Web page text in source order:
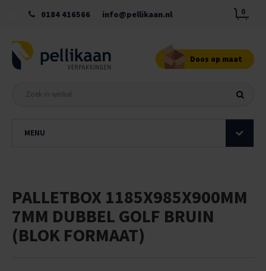
0184 416566 info@pellikaan.nl 0
Doos op maat
MENU
PALLETBOX 1185X985X900MM
7MM DUBBEL GOLF BRUIN
(BLOK FORMAAT)